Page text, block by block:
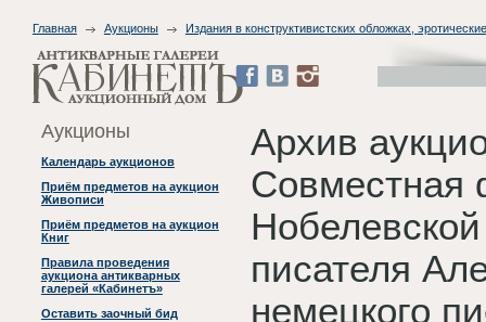
Главная Аукционы Издания в конструктивистских обложках,
Аукционы
Календарь аукционов
Приём предметов на аукцион
Живописи
Приём предметов на аукцион
Книг
Правила проведения
аукциона антикварных
галерей «Кабинетъ»
Оставить заочный бид
Архив
Совместная
писателя
немецкого